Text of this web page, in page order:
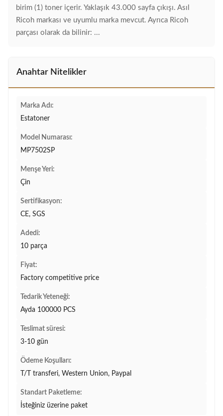
birim (1) toner içerir. Yaklaşık 43.000 sayfa çıkışı. Asıl
Ricoh markası ve uyumlu marka mevcut. Ayrıca Ricoh
parçası olarak da bilinir: ...
Anahtar Nitelikler
Marka Adı:
Estatoner
Model Numarası:
MP7502SP
Menşe Yeri:
Çin
Sertifikasyon:
CE, SGS
Adedi:
10 parça
Fiyat:
Factory competitive price
Tedarik Yeteneği:
Ayda 100000 PCS
Teslimat süresi:
3-10 gün
Ödeme Koşulları:
T/T transferi, Western Union, Paypal
Standart Paketleme:
İsteğiniz üzerine paket